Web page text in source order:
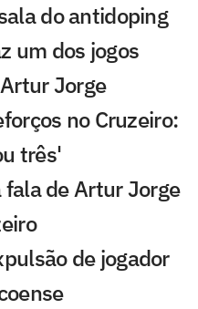
do antidoping
um dos jogos
Jorge
no Cruzeiro:
três'
de Artur Jorge
de jogador